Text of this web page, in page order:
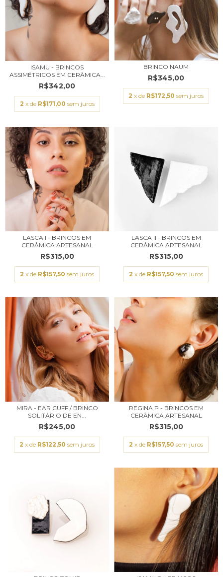
ISAMU - BRINCOS
ASSIMÉTRICOS EM CERÂMICA...
R$342,00
2 x de R$171,00 sem juros
BRINCO NAUM
R$345,00
2 x de R$172,50 sem juros
LASCA I - BRINCOS EM
CERÂMICA ARTESANAL
R$315,00
2 x de R$157,50 sem juros
LASCA II - BRINCOS EM
CERÂMICA ARTESANAL
R$315,00
2 x de R$157,50 sem juros
MIRA - EAR CUFF / BRINCO
SOLITÁRIO DE EN...
R$245,00
2 x de R$122,50 sem juros
REGINA P - BRINCOS EM
CERÂMICA ARTESANAL
R$315,00
2 x de R$157,50 sem juros